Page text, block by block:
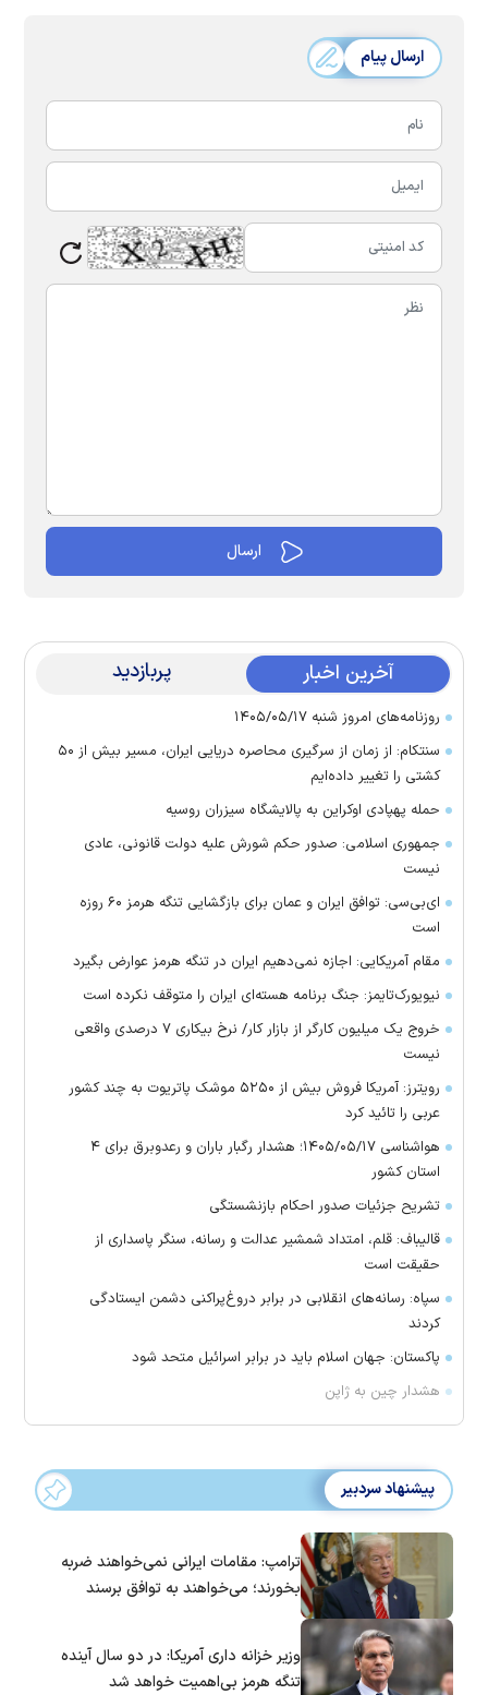
ارسال پیام
آخرین اخبار پربازدید
روزنامه‌های امروز شنبه ۱۴۰۵/۰۵/۱۷
سنتکام: از زمان از سرگیری محاصره دریایی ایران، مسیر بیش از ۵۰
کشتی را تغییر داده‌ایم
حمله پهپادی اوکراین به پالایشگاه سیزران روسیه
جمهوری اسلامی: صدور حکم شورش علیه دولت قانونی، عادی
نیست
ای‌بی‌سی: توافق ایران و عمان برای بازگشایی تنگه هرمز ۶۰ روزه
است
مقام آمریکایی: اجازه نمی‌دهیم ایران در تنگه هرمز عوارض بگیرد
نیویورک‌تایمز: جنگ برنامه هسته‌ای ایران را متوقف نکرده است
خروج یک میلیون کارگر از بازار کار/ نرخ بیکاری ۷ درصدی واقعی
نیست
رویترز: آمریکا فروش بیش از ۵۲۵۰ موشک پاتریوت به چند کشور
عربی را تائید کرد
هواشناسی ۱۴۰۵/۰۵/۱۷؛ هشدار رگبار باران و رعدوبرق برای ۴
استان کشور
تشریح جزئیات صدور احکام بازنشستگی
قالیباف: قلم، امتداد شمشیر عدالت و رسانه، سنگر پاسداری از
حقیقت است
سپاه: رسانه‌های انقلابی در برابر دروغ‌پراکنی دشمن ایستادگی
کردند
پاکستان: جهان اسلام باید در برابر اسرائیل متحد شود
هشدار چین به ژاپن
پیشنهاد سردبیر
ترامپ: مقامات ایرانی نمی‌خواهند ضربه
بخورند؛ می‌خواهند به توافق برسند
وزیر خزانه داری آمریکا: در دو سال آینده
تنگه هرمز بی‌اهمیت خواهد شد